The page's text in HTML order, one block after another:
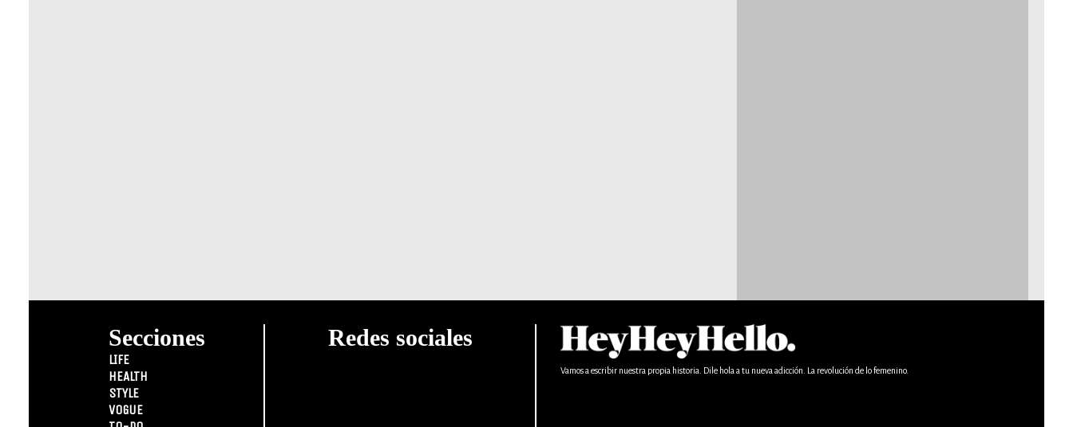
Secciones
LIFE
HEALTH
STYLE
VOGUE
Redes sociales
Vamos a escribir nuestra propia historia. Dile hola a tu nueva adicción. La revolución de lo femenino.